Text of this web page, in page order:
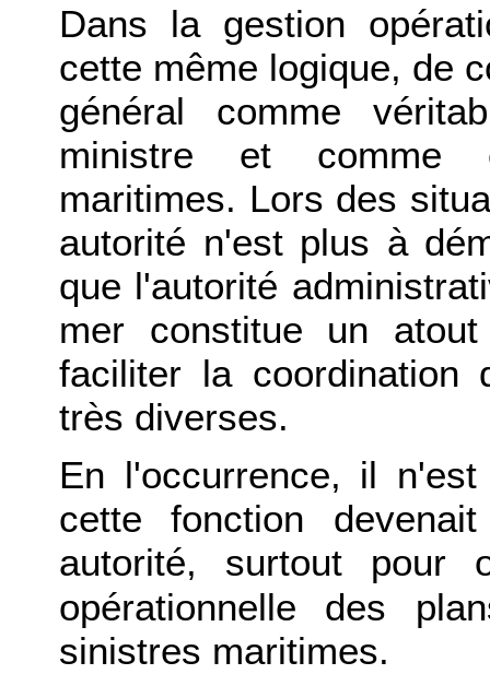
Dans la gestion
cette même logique, de
général comme
ministre et comme
maritimes. Lors des
autorité n'est plus à
que l'autorité
mer constitue un
faciliter la coordination
très diverses.
En l'occurrence, il
cette fonction
autorité, surtout
opérationnelle des
sinistres maritimes.